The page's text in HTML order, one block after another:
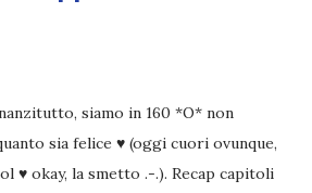
siamo in 160 *O* non
sia felice ♥ (oggi cuori ovunque,
♥ okay, la smetto .-.). Recap capitoli